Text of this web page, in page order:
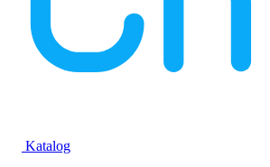
Katalog